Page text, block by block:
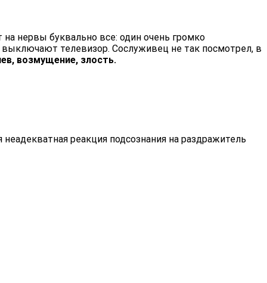
нервы буквально все: один очень громко
выключают телевизор. Сослуживец не так посмотрел, в
возмущение, злость.
неадекватная реакция подсознания на раздражитель